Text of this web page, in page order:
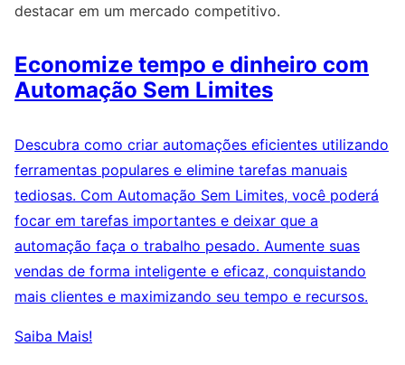
destacar em um mercado competitivo.
Economize tempo e dinheiro com
Automação Sem Limites
Descubra como criar automações eficientes utilizando
ferramentas populares e elimine tarefas manuais
tediosas. Com Automação Sem Limites, você poderá
focar em tarefas importantes e deixar que a
automação faça o trabalho pesado. Aumente suas
vendas de forma inteligente e eficaz, conquistando
mais clientes e maximizando seu tempo e recursos.
Saiba Mais!